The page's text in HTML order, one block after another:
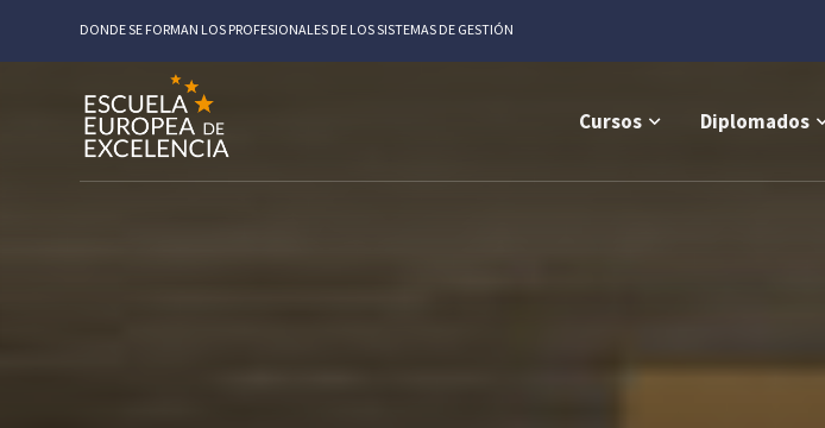
DONDE SE FORMAN LOS PROFESIONALES DE LOS SISTEMAS DE GESTIÓN
Cursos Diplomados